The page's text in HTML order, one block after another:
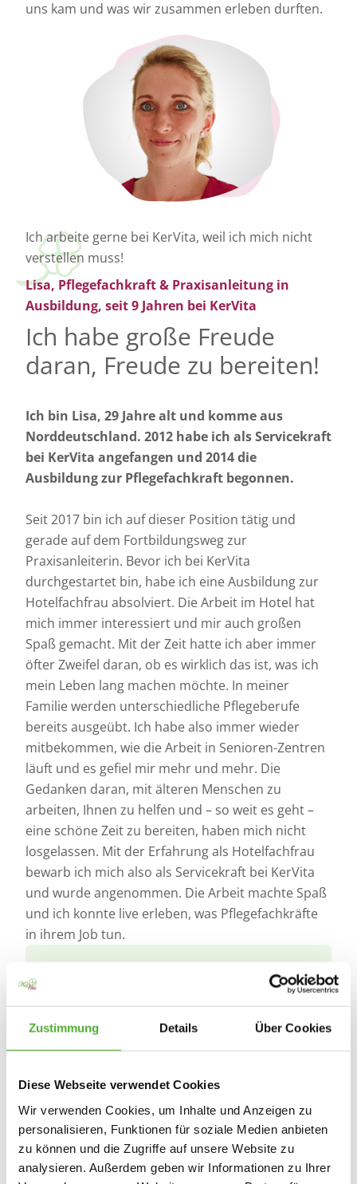
Zustimmung Details Über Cookies
Diese Webseite verwendet Cookies
Wir verwenden Cookies, um Inhalte und Anzeigen zu
personalisieren, Funktionen für soziale Medien anbieten
zu können und die Zugriffe auf unsere Website zu
analysieren. Außerdem geben wir Informationen zu Ihrer
uns kam und was wirzusammen erleben durften.
Ich arbeite gerne bei KerVita, weil ich mich nicht
verstellen muss!
Lisa, Pflegefachkraft & Praxisanleitung in
Ausbildung, seit 9 Jahren bei KerVita
Ich habe große Freude
daran, Freude zu bereiten!
Ich bin Lisa, 29 Jahre alt und komme aus
Norddeutschland. 2012 habe ich als Servicekraft
bei KerVita angefangen und 2014 die
Ausbildung zur Pflegefachkraft begonnen.
Seit 2017 bin ich auf dieser Position tätig und
gerade auf dem Fortbildungsweg zur
Praxisanleiterin. Bevor ich bei KerVita
durchgestartet bin, habe ich eine Ausbildung zur
Hotelfachfrau absolviert. Die Arbeit im Hotel hat
mich immer interessiert und mir auch großen
Spaß gemacht. Mit der Zeit hatte ich aber immer
öfter Zweifel daran, ob es wirklich das ist, was ich
mein Leben lang machen möchte. In meiner
Familie werden unterschiedliche Pflegeberufe
bereits ausgeübt. Ich habe also immer wieder
mitbekommen, wie die Arbeit in Senioren-Zentren
läuft und es gefiel mir mehr und mehr. Die
Gedanken daran, mit älteren Menschen zu
arbeiten, Ihnen zu helfen und – so weit es geht –
eine schöne Zeit zu bereiten, haben mich nicht
losgelassen. Mit der Erfahrung als Hotelfachfrau
bewarb ich mich also als Servicekraft bei KerVita
und wurde angenommen. Die Arbeit machte Spaß
und ich konnte live erleben, was Pflegefachkräfte
in ihrem Job tun.
teilen."
berufliche Zukunft in der Pflege und machte meine
zweite Ausbildung. Heute, 7 Jahre später, bin ich
kurz vor dem Abschluss meiner Fortbildung zur
Praxisanleiterin. Es sind aber nicht nur die